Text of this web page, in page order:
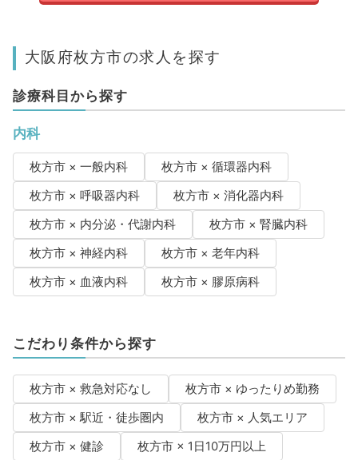
大阪府枚方市の求人を探す
診療科目から探す
内科
枚方市 × 一般内科
枚方市 × 循環器内科
枚方市 × 呼吸器内科
枚方市 × 消化器内科
枚方市 × 内分泌・代謝内科
枚方市 × 腎臓内科
枚方市 × 神経内科
枚方市 × 老年内科
枚方市 × 血液内科
枚方市 × 膠原病科
こだわり条件から探す
枚方市 × 救急対応なし
枚方市 × ゆったりめ勤務
枚方市 × 駅近・徒歩圏内
枚方市 × 人気エリア
枚方市 × 健診
枚方市 × 1日10万円以上